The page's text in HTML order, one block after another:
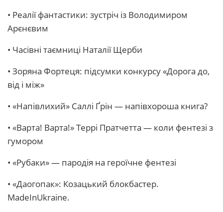
• Реалії фантастики: зустріч із Володимиром
Арєнєвим
• Часівні таємниці Наталії Щерби
• Зоряна Фортеця: підсумки конкурсу «Дорога до,
від і між»
• «Напівлихий» Саллі Ґрін — напівхороша книга?
• «Варта! Варта!» Террі Пратчетта — коли фентезі з
гумором
• «Рубаки» — пародія на героїчне фентезі
• «Даогопак»: Козацький блокбастер.
MadeInUkraine.